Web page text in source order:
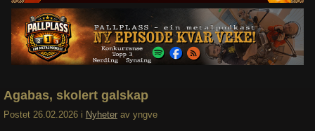
Om oss
Abonner
Søk
Agabas, skolert galskap
Postet 26.02.2026 i Nyheter av yngve